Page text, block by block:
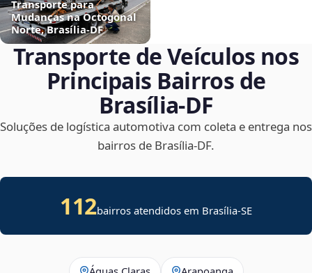
Transporte para
Mudanças na Octogonal
Norte, Brasília‑DF
Transporte de Veículos nos
Principais Bairros de
Brasília‑DF
Soluções de logística automotiva com coleta e entrega nos
bairros de Brasília‑DF.
112bairros atendidos em Brasília-SE